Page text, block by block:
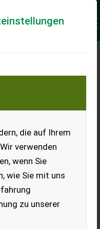
die auf Ihrem
verwenden
wenn Sie
wie Sie mit uns
zu unserer
–